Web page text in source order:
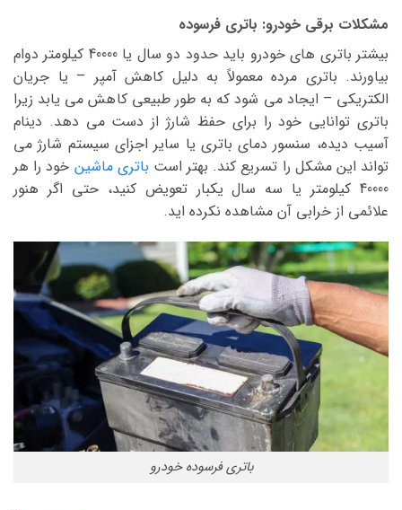
مشکلات برقی خودرو: باتری فرسوده
بیشتر باتری های خودرو باید حدود دو سال یا 40000 کیلومتر دوام
بیاورند. باتری مرده معمولاً به دلیل کاهش آمپر – یا جریان
الکتریکی – ایجاد می شود که به طور طبیعی کاهش می یابد زیرا
باتری توانایی خود را برای حفظ شارژ از دست می دهد. دینام
آسیب دیده، سنسور دمای باتری یا سایر اجزای سیستم شارژ می
تواند این مشکل را تسریع کند. بهتر است باتری ماشین خود را هر
40000 کیلومتر یا سه سال یکبار تعویض کنید، حتی اگر هنور
علائمی از خرابی آن مشاهده نکرده اید.
باتری فرسوده خودرو